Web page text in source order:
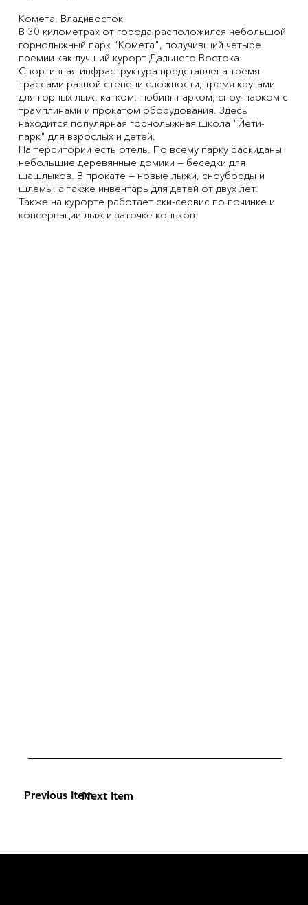
Комета, Владивосток
В 30 километрах от города расположился небольшой
горнолыжный парк "Комета", получивший четыре
премии как лучший курорт Дальнего Востока.
Спортивная инфраструктура представлена тремя
трассами разной степени сложности, тремя кругами
для горных лыж, катком, тюбинг-парком, сноу-парком с
трамплинами и прокатом оборудования. Здесь
находится популярная горнолыжная школа "Йети-
парк" для взрослых и детей.
На территории есть отель. По всему парку раскиданы
небольшие деревянные домики — беседки для
шашлыков. В прокате — новые лыжи, сноуборды и
шлемы, а также инвентарь для детей от двух лет.
Также на курорте работает ски-сервис по починке и
консервации лыж и заточке коньков.
Next Item
Previous Item